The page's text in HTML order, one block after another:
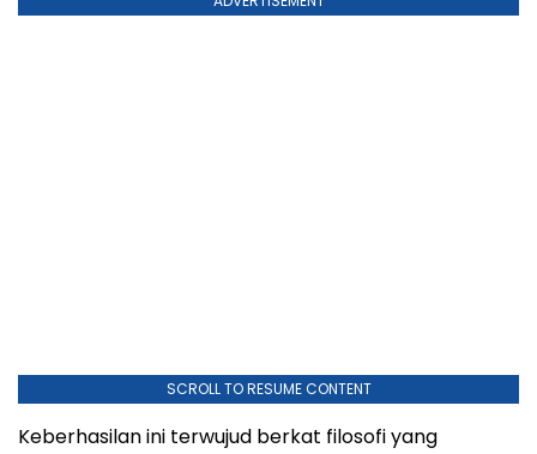
SCROLL TO RESUME CONTENT
Keberhasilan ini terwujud berkat filosofi yang